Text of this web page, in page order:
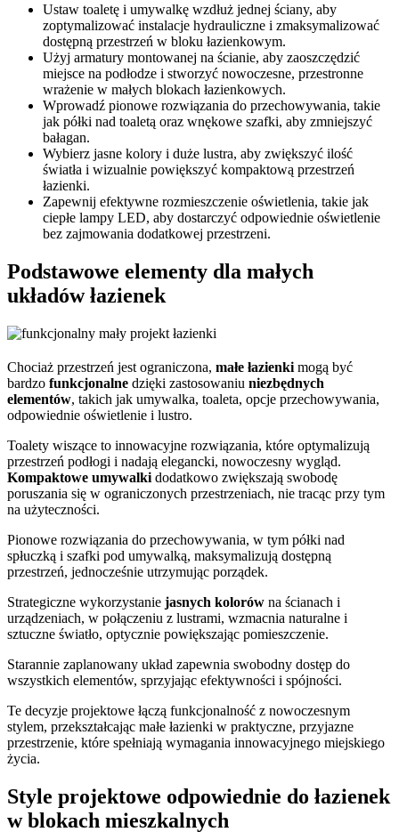
Ustaw toaletę i umywalkę wzdłuż jednej ściany, aby
zoptymalizować instalacje hydrauliczne i zmaksymalizować
dostępną przestrzeń w bloku łazienkowym.
Użyj armatury montowanej na ścianie, aby zaoszczędzić
miejsce na podłodze i stworzyć nowoczesne, przestronne
wrażenie w małych blokach łazienkowych.
Wprowadź pionowe rozwiązania do przechowywania, takie
jak półki nad toaletą oraz wnękowe szafki, aby zmniejszyć
bałagan.
Wybierz jasne kolory i duże lustra, aby zwiększyć ilość
światła i wizualnie powiększyć kompaktową przestrzeń
łazienki.
Zapewnij efektywne rozmieszczenie oświetlenia, takie jak
ciepłe lampy LED, aby dostarczyć odpowiednie oświetlenie
bez zajmowania dodatkowej przestrzeni.
Podstawowe elementy dla małych
układów łazienek
Chociaż przestrzeń jest ograniczona, małe łazienki mogą być
bardzo funkcjonalne dzięki zastosowaniu niezbędnych
elementów, takich jak umywalka, toaleta, opcje przechowywania,
odpowiednie oświetlenie i lustro.
Toalety wiszące to innowacyjne rozwiązania, które optymalizują
przestrzeń podłogi i nadają elegancki, nowoczesny wygląd.
Kompaktowe umywalki dodatkowo zwiększają swobodę
poruszania się w ograniczonych przestrzeniach, nie tracąc przy tym
na użyteczności.
Pionowe rozwiązania do przechowywania, w tym półki nad
spłuczką i szafki pod umywalką, maksymalizują dostępną
przestrzeń, jednocześnie utrzymując porządek.
Strategiczne wykorzystanie jasnych kolorów na ścianach i
urządzeniach, w połączeniu z lustrami, wzmacnia naturalne i
sztuczne światło, optycznie powiększając pomieszczenie.
Starannie zaplanowany układ zapewnia swobodny dostęp do
wszystkich elementów, sprzyjając efektywności i spójności.
Te decyzje projektowe łączą funkcjonalność z nowoczesnym
stylem, przekształcając małe łazienki w praktyczne, przyjazne
przestrzenie, które spełniają wymagania innowacyjnego miejskiego
życia.
Style projektowe odpowiednie do łazienek
w blokach mieszkalnych